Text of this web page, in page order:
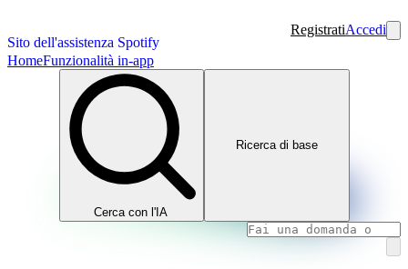
Sito dell'assistenza Spotify
RegistratiAccedi
HomeFunzionalità in-app
Cerca con l'IA
Ricerca di base